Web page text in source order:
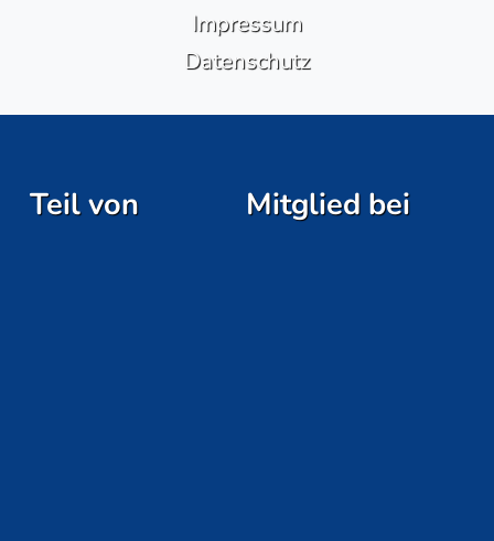
Impressum
Datenschutz
Teil von Mitglied bei